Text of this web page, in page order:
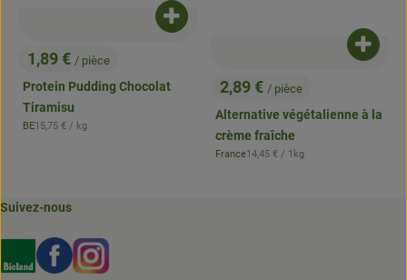
, Prix:
1,89 € / pièce
Protein Pudding Chocolat
Tiramisu
, Origine:
BE, Prix de référence:
15,75 € / kg
Ajouter le produit au panier
, Prix:
2,89 € / pièce
Alternative végétalienne à la
crème fraîche
, Origine:
France, Prix de référence:
14,45 € / 1kg
Suivez-nous
Externer Link zu https://www.bioland.de/verbraucher
Externer Link zu https://www.facebook.com/
Externer Link zu https://www.instagram.com/